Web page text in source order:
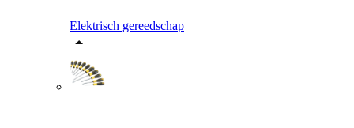
Elektrisch gereedschap